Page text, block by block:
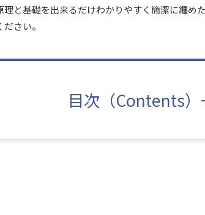
理と基礎を出来るだけわかりやすく簡潔に纏め
さい。
目次（Contents